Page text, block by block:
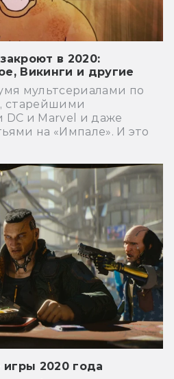
в 2020:
Викинги и другие
мультсериалами по
старейшими
DC и Marvel и даже
на «Импале». И это
2020 года